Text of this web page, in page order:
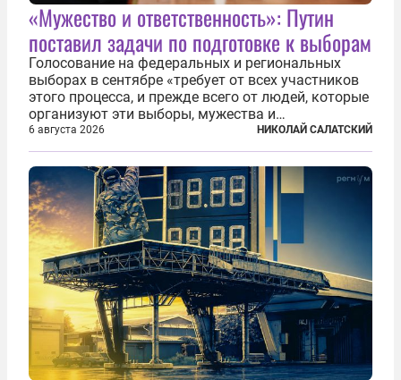
«Мужество и ответственность»: Путин
поставил задачи по подготовке к выборам
Голосование на федеральных и региональных
выборах в сентябре «требует от всех участников
этого процесса, и прежде всего от людей, которые
организуют эти выборы, мужества и
ответственного отношения к формированию
власти», — подчеркнул президент Владимир Путин
на состоявшейся 5 августа в Кремле...
6 августа 2026 НИКОЛАЙ САЛАТСКИЙ